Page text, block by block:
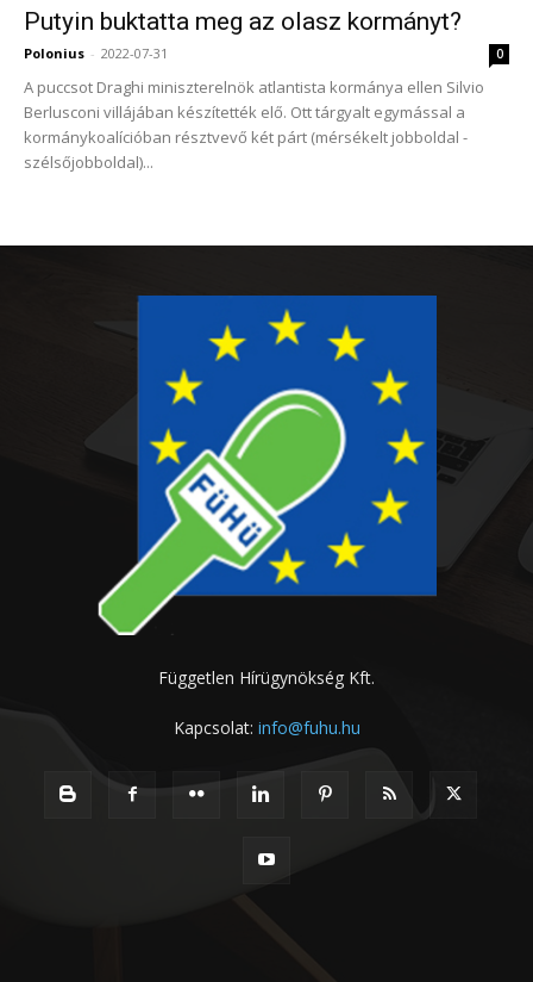
Putyin buktatta meg az olasz kormányt?
Polonius - 2022-07-31 0
A puccsot Draghi miniszterelnök atlantista kormánya ellen Silvio
Berlusconi villájában készítették elő. Ott tárgyalt egymással a
kormánykoalícióban résztvevő két párt (mérsékelt jobboldal -
szélsőjobboldal)...
Független Hírügynökség Kft.
Kapcsolat: info@fuhu.hu